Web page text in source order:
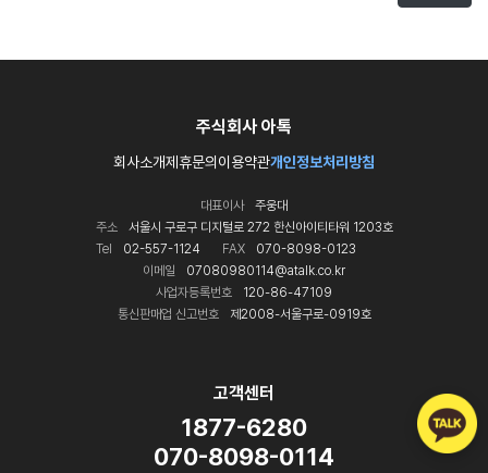
주식회사 아톡
회사소개제휴문의 이용약관개인정보처리방침
대표이사
주웅대
주소
서울시 구로구 디지털로 272 한신아이티타워 1203호
Tel
02-557-1124 FAX
070-8098-0123
이메일
07080980114@atalk.co.kr
사업자등록번호
120-86-47109
통신판매업 신고번호
제2008-서울구로-0919호
고객센터
1877-6280
070-8098-0114